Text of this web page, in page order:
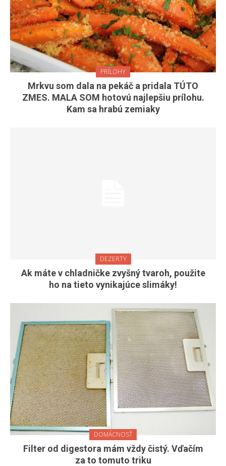
PRÍLOHY
Mrkvu som dala na pekáč a pridala TÚTO
ZMES. MALA SOM hotovú najlepšiu prílohu.
Kam sa hrabú zemiaky
DEZERTY
Ak máte v chladničke zvyšný tvaroh, použite
ho na tieto vynikajúce slimáky!
DOMÁCNOSŤ
Filter od digestora mám vždy čistý. Vďačím
za to tomuto triku